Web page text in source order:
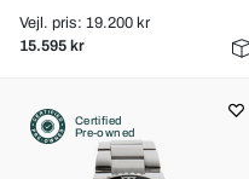
Vejl. pris: 19.200 kr
15.595 kr
Certified
Pre-owned